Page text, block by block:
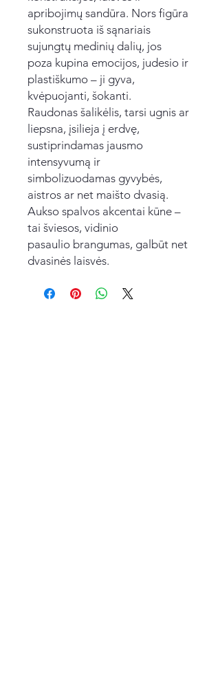
apribojimų sandūra. Nors figūra
sukonstruota iš sąnariais
sujungtų medinių dalių, jos
poza kupina emocijos, judesio ir
plastiškumo – ji gyva,
kvėpuojanti, šokanti.
Raudonas šalikėlis, tarsi ugnis ar
liepsna, įsilieja į erdvę,
sustiprindamas jausmo
intensyvumą ir
simbolizuodamas gyvybės,
aistros ar net maišto dvasią.
Aukso spalvos akcentai kūne –
tai šviesos, vidinio
pasaulio brangumas, galbūt net
dvasinės laisvės.